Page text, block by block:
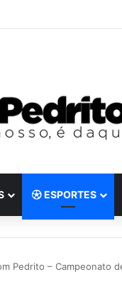
ESPORTES
Pedrito – Campeonato